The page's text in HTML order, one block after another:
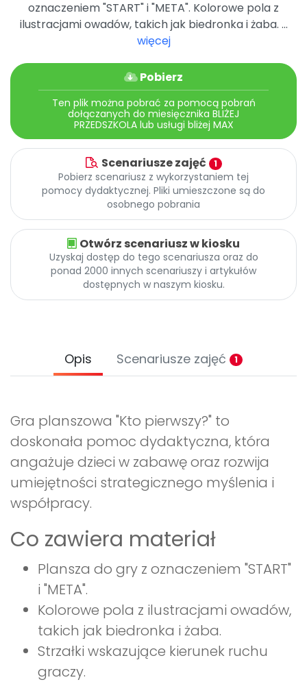
Archiwalne numery
Promocje
oznaczeniem "START" i "META". Kolorowe pola z
ilustracjami owadów, takich jak biedronka i żaba. ...
więcej
Pobierz
Ten plik można pobrać za pomocą pobrań
dołączanych do miesięcznika BLIŻEJ
PRZEDSZKOLA lub usługi bliżej MAX
Scenariusze zajęć 1
Pobierz scenariusz z wykorzystaniem tej
pomocy dydaktycznej. Pliki umieszczone są do
osobnego pobrania
Otwórz scenariusz w kiosku
Uzyskaj dostęp do tego scenariusza oraz do
ponad 2000 innych scenariuszy i artykułów
dostępnych w naszym kiosku.
Opis Scenariusze zajęć 1
Gra planszowa "Kto pierwszy?" to
doskonała pomoc dydaktyczna, która
angażuje dzieci w zabawę oraz rozwija
umiejętności strategicznego myślenia i
współpracy.
Co zawiera materiał
Plansza do gry z oznaczeniem "START"
i "META".
Kolorowe pola z ilustracjami owadów,
takich jak biedronka i żaba.
Strzałki wskazujące kierunek ruchu
graczy.